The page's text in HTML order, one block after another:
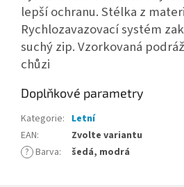
lepší ochranu. Stélka z
Rychlozavazovací systém
suchý zip. Vzorkovaná
chůzi
Doplňkové parametry
Kategorie: Letní
EAN:
Zvolte variantu
? Barva: šedá, modrá